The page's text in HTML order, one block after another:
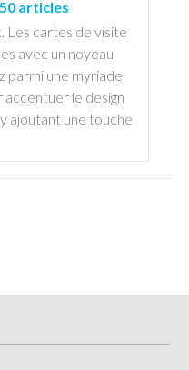
articles
Les cartes de visite
avec un noyeau
parmi une myriade
le design
ajoutant une touche